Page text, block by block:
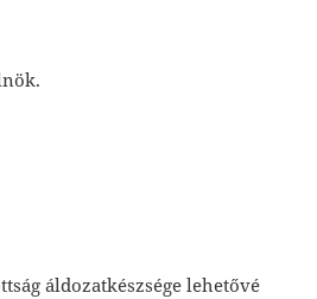
áldozatkészsége lehetővé